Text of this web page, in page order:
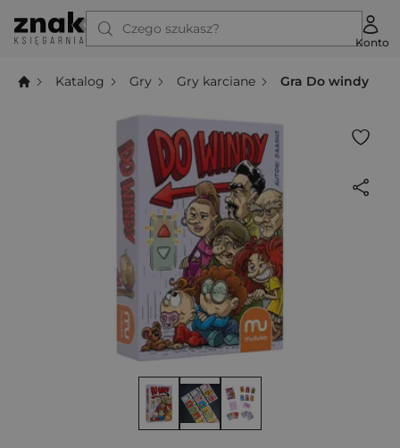
Czego szukasz?
Konto
Katalog Gry Gry karciane Gra Do windy